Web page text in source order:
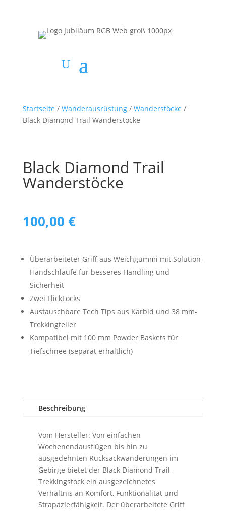
Startseite / Wanderausrüstung/ Wanderstöcke /
Black Diamond Trail Wanderstöcke
Black Diamond Trail
Wanderstöcke
100,00 €
Überarbeiteter Griff aus Weichgummi mit Solution-
Handschlaufe für besseres Handling und
Sicherheit
Zwei FlickLocks
Austauschbare Tech Tips aus Karbid und 38 mm-
Trekkingteller
Kompatibel mit 100 mm Powder Baskets für
Tiefschnee (separat erhältlich)
Beschreibung
Vom Hersteller: Von einfachen
Wochenendausflügen bis hin zu
ausgedehnten Rucksackwanderungen im
Gebirge bietet der Black Diamond Trail-
Trekkingstock ein ausgezeichnetes
Verhältnis an Komfort, Funktionalität und
Strapazierfähigkeit. Der überarbeitete Griff